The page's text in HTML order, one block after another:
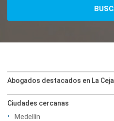
Abogados destacados en La Ceja
Ciudades cercanas
Medellín